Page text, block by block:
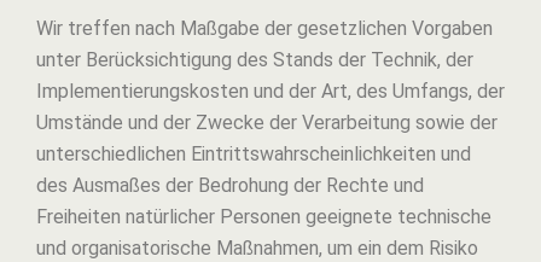
Wir treffen nach Maßgabe der gesetzlichen Vorgaben
unter Berücksichtigung des Stands der Technik, der
Implementierungskosten und der Art, des Umfangs, der
Umstände und der Zwecke der Verarbeitung sowie der
unterschiedlichen Eintrittswahrscheinlichkeiten und
des Ausmaßes der Bedrohung der Rechte und
Freiheiten natürlicher Personen geeignete technische
und organisatorische Maßnahmen, um ein dem Risiko